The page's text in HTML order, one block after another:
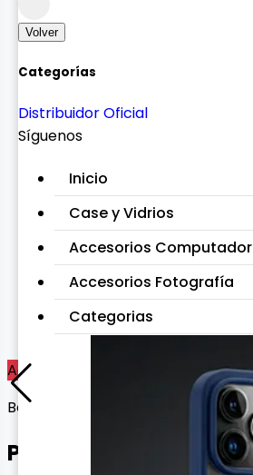
Volver
Categorías
Distribuidor Oficial
Síguenos
Inicio
Case y Vidrios
Accesorios Computador
Accesorios Fotografía
Categorias
Agotado
Bocinas
PARLANTE T6 MINI